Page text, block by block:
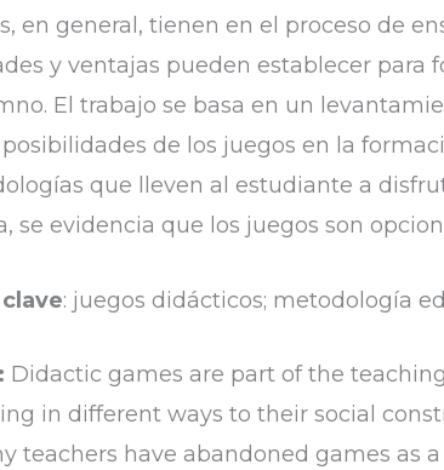
en general, tienen en el proceso de
y ventajas pueden establecer
El trabajo se basa en un
de los juegos en la
que lleven al estudiante a
se evidencia que los juegos son
: juegos didácticos; metodología
Didactic games are part of the
in different ways to their social
teachers have abandoned games as